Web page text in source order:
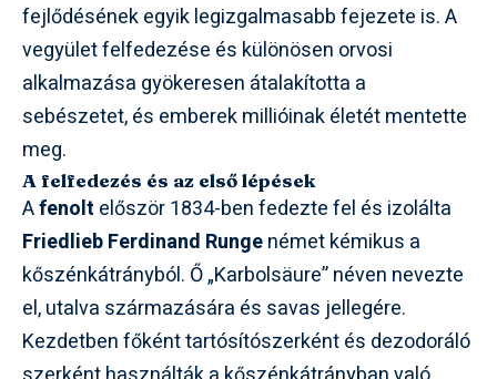
fejlődésének egyik legizgalmasabb fejezete is. A
vegyület felfedezése és különösen orvosi
alkalmazása gyökeresen átalakította a
sebészetet, és emberek millióinak életét mentette
meg.
A felfedezés és az első lépések
Afenolt először 1834-ben fedezte fel és izolálta
Friedlieb Ferdinand Rungenémet kémikus a
kőszénkátrányból. Ő „Karbolsäure” néven nevezte
el, utalva származására és savas jellegére.
Kezdetben főként tartósítószerként és dezodoráló